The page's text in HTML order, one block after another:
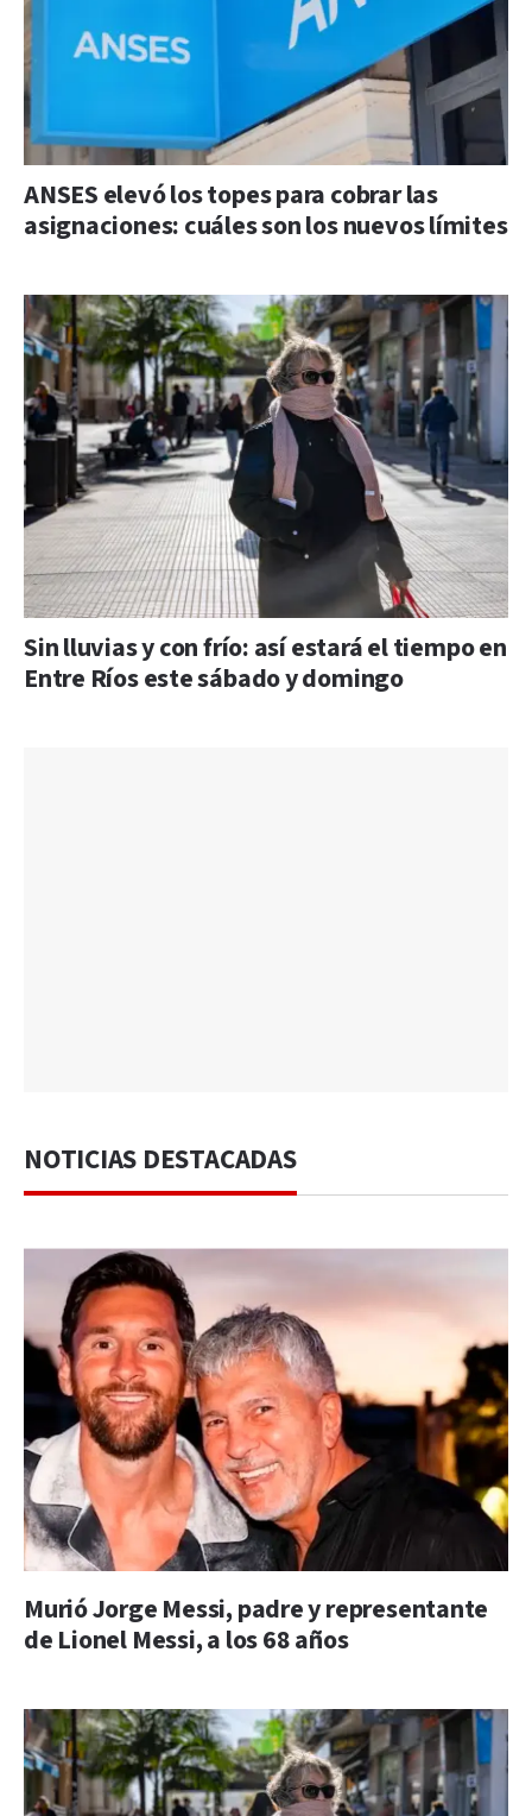
ANSES elevó los topes para cobrar las
asignaciones: cuáles son los nuevos límites
Sin lluvias y con frío: así estará el tiempo en
Entre Ríos este sábado y domingo
NOTICIAS DESTACADAS
Murió Jorge Messi, padre y representante
de Lionel Messi, a los 68 años